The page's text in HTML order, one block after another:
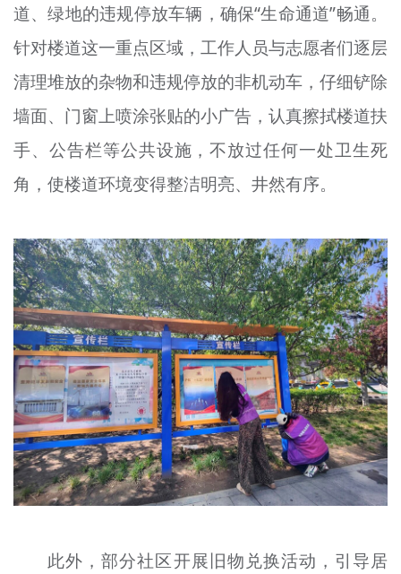
道、绿地的违规停放车辆，确保“生命通道”畅通。
针对楼道这一重点区域，工作人员与志愿者们逐层
清理堆放的杂物和违规停放的非机动车，仔细铲除
墙面、门窗上喷涂张贴的小广告，认真擦拭楼道扶
手、公告栏等公共设施，不放过任何一处卫生死
角，使楼道环境变得整洁明亮、井然有序。
此外，部分社区开展旧物兑换活动，引导居